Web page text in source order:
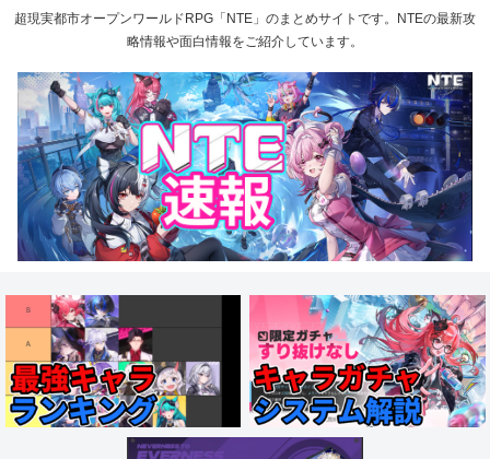
超現実都市オープンワールドRPG「NTE」のまとめサイトです。NTEの最新攻
略情報や面白情報をご紹介しています。